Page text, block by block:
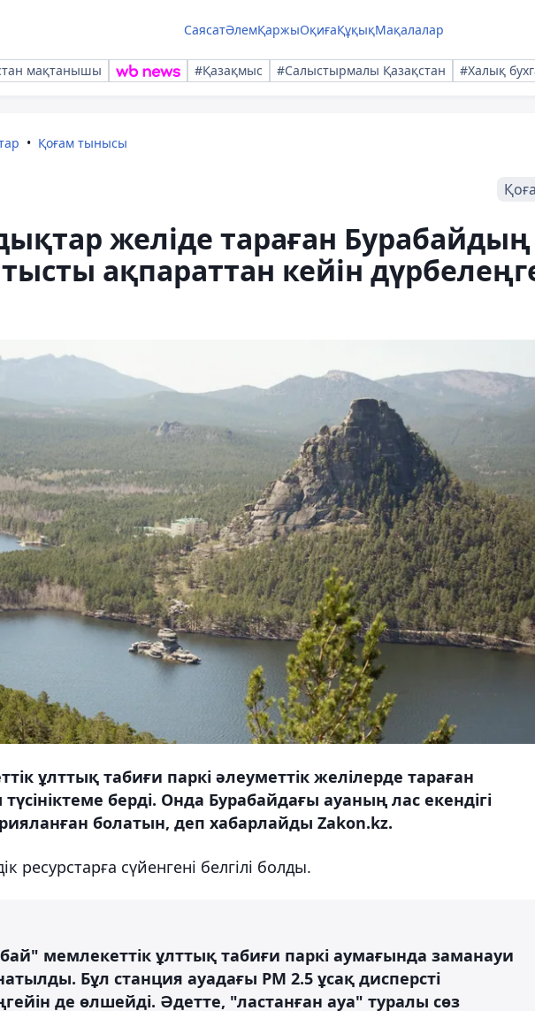
СаясатӘлемҚаржыОқиғаҚұқықМақалалар
мақтанышы #Қазақмыс #Салыстырмалы Қазақстан #Халық
Қоғам тынысы
желіде тараған Бурабайдың
ақпараттан кейін
ұлттық табиғи паркі әлеуметтік желілерде тараған
берді. Онда Бурабайдағы ауаның лас екендігі
болатын, деп хабарлайды Zakon.kz.
ресурстарға сүйенгені белгілі болды.
мемлекеттік ұлттық табиғи паркі аумағында заманауи
Бұл станция ауадағы РМ 2.5 ұсақ дисперсті
де өлшейді. Әдетте, "ластанған ауа" туралы сөз